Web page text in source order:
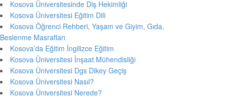
Kosova Üniversitesinde Diş Hekimliği
Kosova Üniversitesi Eğitim Dili
Kosova Öğrenci Rehberi, Yaşam ve Giyim, Gıda,
Beslenme Masrafları
Kosova’da Eğitim İngilizce Eğitim
Kosova Üniversitesi İnşaat Mühendisliği
Kosova Üniversitesi Dgs Dikey Geçiş
Kosova Üniversitesi Nasıl?
Kosova Üniversitesi Nerede?